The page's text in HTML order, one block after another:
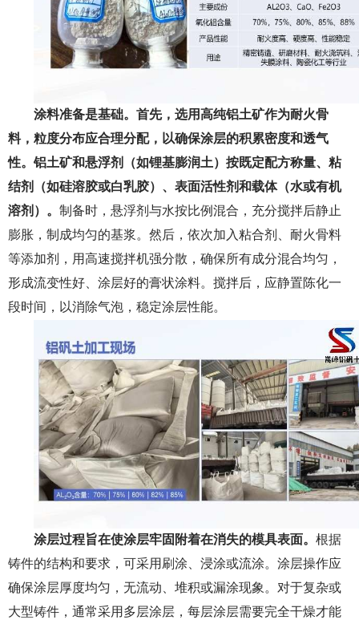
涂料准备是基础。首先，选用高纯铝土矿作为耐火骨
料，粒度分布应合理分配，以确保涂层的积累密度和透气
性。铝土矿和悬浮剂（如锂基膨润土）按既定配方称量、粘
结剂（如硅溶胶或白乳胶）、表面活性剂和载体（水或有机
溶剂）。 制备时，悬浮剂与水按比例混合，充分搅拌后静止
膨胀，制成均匀的基浆。然后，依次加入粘合剂、耐火骨料
等添加剂，用高速搅拌机强分散，确保所有成分混合均匀，
形成流变性好、涂层好的膏状涂料。搅拌后，应静置陈化一
段时间，以消除气泡，稳定涂层性能。
涂层过程旨在使涂层牢固附着在消失的模具表面。 根据
铸件的结构和要求，可采用刷涂、浸涂或流涂。涂层操作应
确保涂层厚度均匀，无流动、堆积或漏涂现象。对于复杂或
大型铸件，通常采用多层涂层，每层涂层需要完全干燥才能